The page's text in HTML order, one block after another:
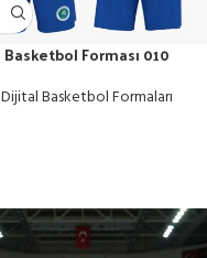
Basketbol Forması 010
Dijital Basketbol Formaları